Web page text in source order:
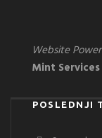
Website
Mint
POSLEDNJI